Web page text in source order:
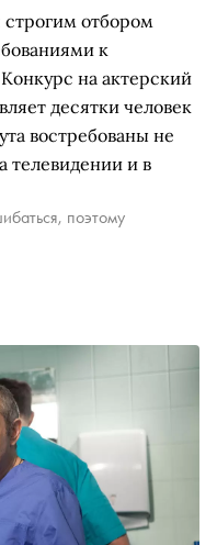
отбором
к
на актерский
десятки человек
востребованы не
телевидении и в
поэтому